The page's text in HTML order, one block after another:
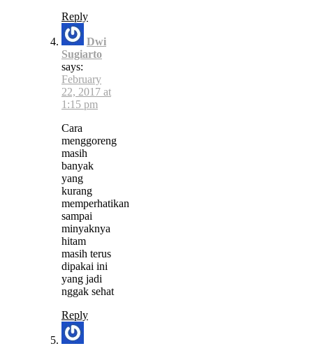
Reply
Dwi
Sugiarto
says:
February
22, 2017 at
1:15 pm
Cara
menggoreng
masih
banyak
yang
kurang
memperhatikan
sampai
minyaknya
hitam
masih terus
dipakai ini
yang jadi
nggak sehat
Reply